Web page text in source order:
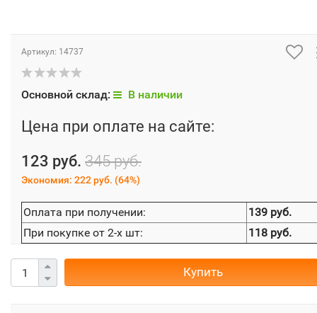
Артикул: 14737
Основной склад: В наличии
Цена при оплате на сайте:
123 руб. 345 руб.
Экономия: 222 руб. (64%)
Оплата при получении:
139 руб.
При покупке от 2-х шт:
118 руб.
Купить